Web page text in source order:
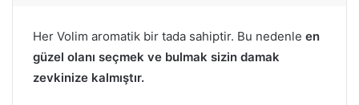
Her Volim aromatik bir tada sahiptir. Bu nedenle en
güzel olanı seçmek ve bulmak sizin damak
zevkinize kalmıştır.